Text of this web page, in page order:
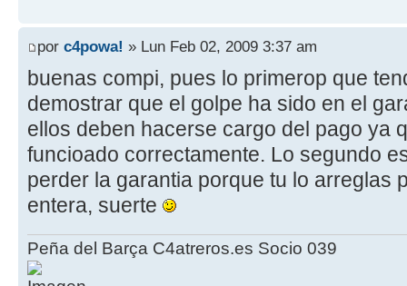
por c4powa! » Lun Feb 02, 2009 3:37 am
buenas compi, pues lo primerop que
demostrar que el golpe ha sido en el
ellos deben hacerse cargo del pago ya
funcioado correctamente. Lo segundo
perder la garantia porque tu lo arreglas
entera, suerte
Peña del Barça C4atreros.es Socio 039